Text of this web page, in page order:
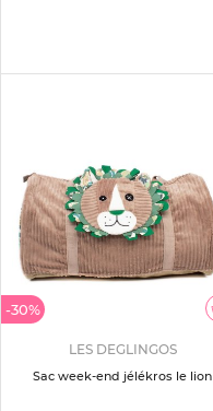
-30%
LES DEGLINGOS
Sac week-end jélékros le lion